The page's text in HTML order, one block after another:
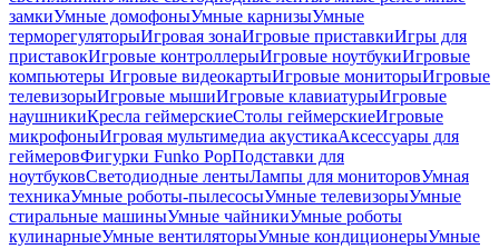
замкиУмные домофоныУмные карнизыУмные
терморегуляторыИгровая зонаИгровые приставкиИгры для
приставокИгровые контроллерыИгровые ноутбукиИгровые
компьютеры Игровые видеокартыИгровые мониторыИгровые
телевизорыИгровые мышиИгровые клавиатурыИгровые
наушникиКресла геймерскиеСтолы геймерскиеИгровые
микрофоныИгровая мультимедиа акустикаАксессуары для
геймеровФигурки Funko PopПодставки для
ноутбуковСветодиодные лентыЛампы для мониторовУмная
техникаУмные роботы-пылесосыУмные телевизорыУмные
стиральные машиныУмные чайникиУмные роботы
кулинарныеУмные вентиляторыУмные кондиционерыУмные